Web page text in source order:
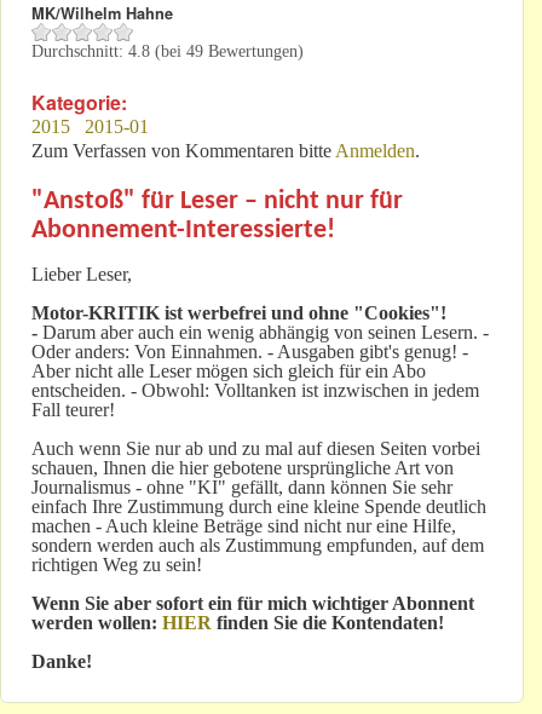
MK/Wilhelm Hahne
Durchschnitt: 4.8 (bei 49 Bewertungen)
Kategorie:
2015
2015-01
Zum Verfassen von Kommentaren bitte Anmelden.
"Anstoß" für Leser – nicht nur für
Abonnement-Interessierte!
Lieber Leser,
Motor-KRITIK ist werbefrei und ohne "Cookies"!
- Darum aber auch ein wenig abhängig von seinen Lesern. -
Oder anders: Von Einnahmen. - Ausgaben gibt's genug! -
Aber nicht alle Leser mögen sich gleich für ein Abo
entscheiden. - Obwohl: Volltanken ist inzwischen in jedem
Fall teurer!
Auch wenn Sie nur ab und zu mal auf diesen Seiten vorbei
schauen, Ihnen die hier gebotene ursprüngliche Art von
Journalismus - ohne "KI" gefällt, dann können Sie sehr
einfach Ihre Zustimmung durch eine kleine Spende deutlich
machen - Auch kleine Beträge sind nicht nur eine Hilfe,
sondern werden auch als Zustimmung empfunden, auf dem
richtigen Weg zu sein!
Wenn Sie aber sofort ein für mich wichtiger Abonnent
werden wollen: HIER finden Sie die Kontendaten!
Danke!